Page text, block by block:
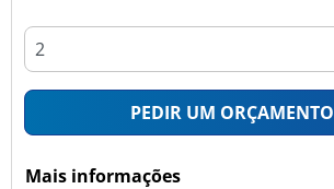
PEDIR UM ORÇAMENTO
Mais informações